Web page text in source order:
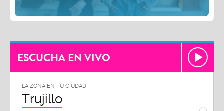
ESCUCHA EN VIVO
LA ZONA EN TU CIUDAD
Trujillo